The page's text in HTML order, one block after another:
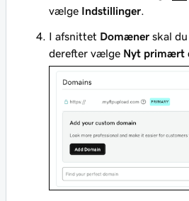
vælge Indstillinger
I afsnittet Domæner skal
derefter vælge Nyt primært